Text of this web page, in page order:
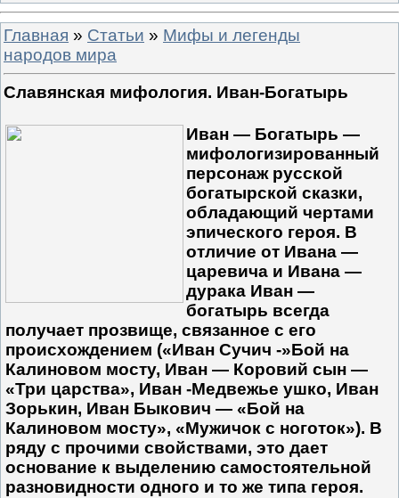
Главная » Статьи » Мифы и легенды
народов мира
Славянская мифология. Иван-Богатырь
Иван — Богатырь —
мифологизированный
персонаж русской
богатырской сказки,
обладающий чертами
эпического героя. В
отличие от Ивана —
царевича и Ивана —
дурака Иван —
богатырь всегда
получает прозвище, связанное с его
происхождением («Иван Сучич -»Бой на
Калиновом мосту, Иван — Коровий сын —
«Три царства», Иван -Медвежье ушко, Иван
Зорькин, Иван Быкович — «Бой на
Калиновом мосту», «Мужичок с ноготок»). В
ряду с прочими свойствами, это дает
основание к выделению самостоятельной
разновидности одного и то же типа героя.